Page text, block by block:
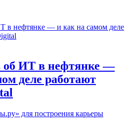
ИТ в нефтянке —
деле работают